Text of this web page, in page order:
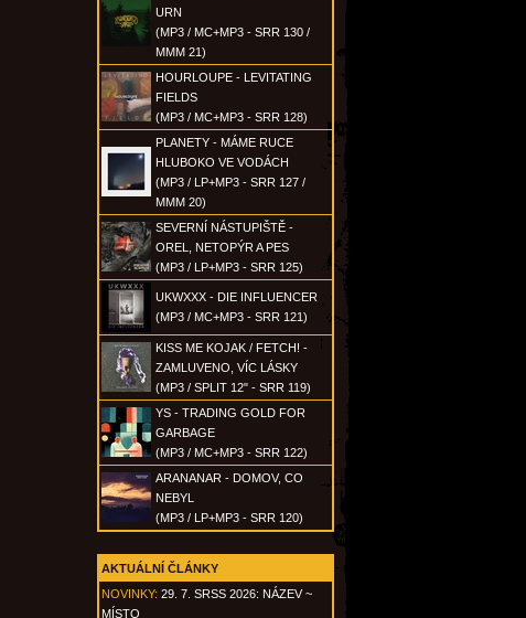
URN
(MP3 / MC+MP3 - SRR 130 /
MMM 21)
HOURLOUPE - LEVITATING
FIELDS
(MP3 / MC+MP3 - SRR 128)
PLANETY - MÁME RUCE
HLUBOKO VE VODÁCH
(MP3 / LP+MP3 - SRR 127 /
MMM 20)
SEVERNÍ NÁSTUPIŠTĚ -
OREL, NETOPÝR A PES
(MP3 / LP+MP3 - SRR 125)
UKWXXX - DIE INFLUENCER
(MP3 / MC+MP3 - SRR 121)
KISS ME KOJAK / FETCH! -
ZAMLUVENO, VÍC LÁSKY
(MP3 / SPLIT 12" - SRR 119)
YS - TRADING GOLD FOR
GARBAGE
(MP3 / MC+MP3 - SRR 122)
ARANANAR - DOMOV, CO
NEBYL
(MP3 / LP+MP3 - SRR 120)
AKTUÁLNÍ ČLÁNKY
NOVINKY: 29. 7. SRSS 2026: NÁZEV ~
MÍSTO